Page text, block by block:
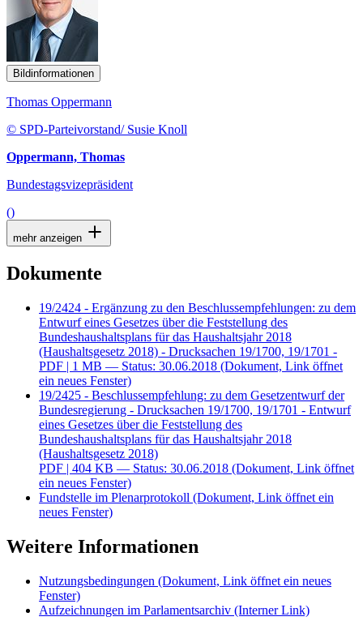
Bildinformationen
Thomas Oppermann
© SPD-Parteivorstand/ Susie Knoll
Oppermann, Thomas
Bundestagsvizepräsident
()
mehr anzeigen
Dokumente
19/2424 - Ergänzung zu den Beschlussempfehlungen: zu dem
Entwurf eines Gesetzes über die Feststellung des
Bundeshaushaltsplans für das Haushaltsjahr 2018
(Haushaltsgesetz 2018) - Drucksachen 19/1700, 19/1701 -
PDF | 1 MB — Status: 30.06.2018 (Dokument, Link öffnet
ein neues Fenster)
19/2425 - Beschlussempfehlung: zu dem Gesetzentwurf der
Bundesregierung - Drucksachen 19/1700, 19/1701 - Entwurf
eines Gesetzes über die Feststellung des
Bundeshaushaltsplans für das Haushaltsjahr 2018
(Haushaltsgesetz 2018)
PDF | 404 KB — Status: 30.06.2018 (Dokument, Link öffnet
ein neues Fenster)
Fundstelle im Plenarprotokoll (Dokument, Link öffnet ein
neues Fenster)
Weitere Informationen
Nutzungsbedingungen (Dokument, Link öffnet ein neues
Fenster)
Aufzeichnungen im Parlamentsarchiv (Interner Link)